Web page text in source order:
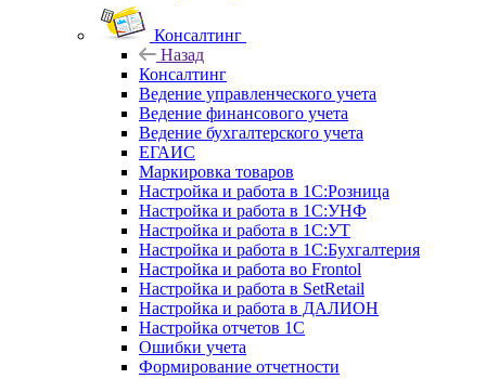
Консалтинг
Назад
Консалтинг
Ведение управленческого учета
Ведение финансового учета
Ведение бухгалтерского учета
ЕГАИС
Маркировка товаров
Настройка и работа в 1С:Розница
Настройка и работа в 1С:УНФ
Настройка и работа в 1С:УТ
Настройка и работа в 1С:Бухгалтерия
Настройка и работа во Frontol
Настройка и работа в SetRetail
Настройка и работа в ДАЛИОН
Настройка отчетов 1С
Ошибки учета
Формирование отчетности